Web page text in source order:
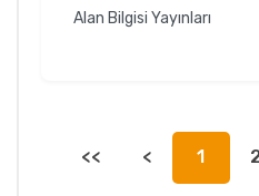
Alan Bilgisi Yayınları
<< < 1